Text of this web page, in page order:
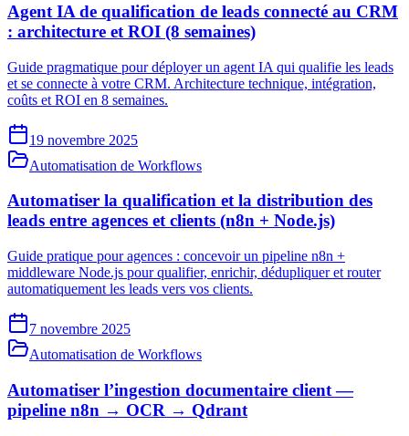
Agent IA de qualification de leads connecté au CRM
: architecture et ROI (8 semaines)
Guide pragmatique pour déployer un agent IA qui qualifie les leads
et se connecte à votre CRM. Architecture technique, intégration,
coûts et ROI en 8 semaines.
19 novembre 2025
Automatisation de Workflows
Automatiser la qualification et la distribution des
leads entre agences et clients (n8n + Node.js)
Guide pratique pour agences : concevoir un pipeline n8n +
middleware Node.js pour qualifier, enrichir, dédupliquer et router
automatiquement les leads vers vos clients.
7 novembre 2025
Automatisation de Workflows
Automatiser l’ingestion documentaire client —
pipeline n8n → OCR → Qdrant